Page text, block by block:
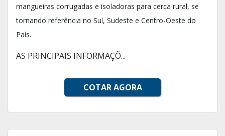
mangueiras corrugadas e isoladoras para cerca rural, se
tornando referência no Sul, Sudeste e Centro-Oeste do
País.
AS PRINCIPAIS INFORMAÇÕ...
COTAR AGORA